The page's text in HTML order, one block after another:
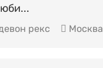
рекс Москва